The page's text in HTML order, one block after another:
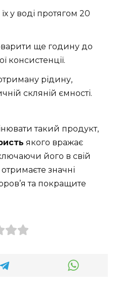
у воді протягом 20
ще годину до
консистенції.
рідину,
скляній ємності.
такий продукт,
якого вражає
його в свій
значні
та покращите